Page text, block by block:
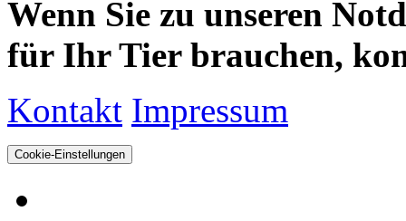
Wenn Sie zu unseren
für Ihr Tier brauchen,
Kontakt Impressum
Cookie-Einstellungen